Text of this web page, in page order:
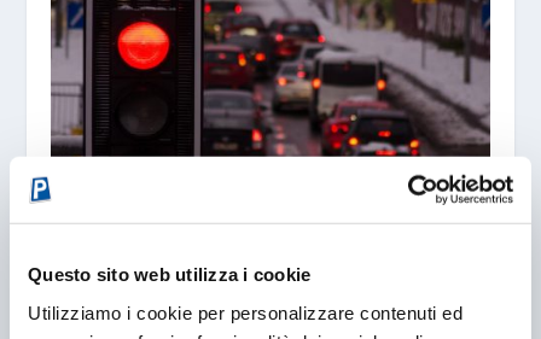
Questo sito web utilizza i cookie
Utilizziamo i cookie per personalizzare contenuti ed
INTERTRAFFIC, IL FUTURO DELLA MOBILITÀ
22/04/2024